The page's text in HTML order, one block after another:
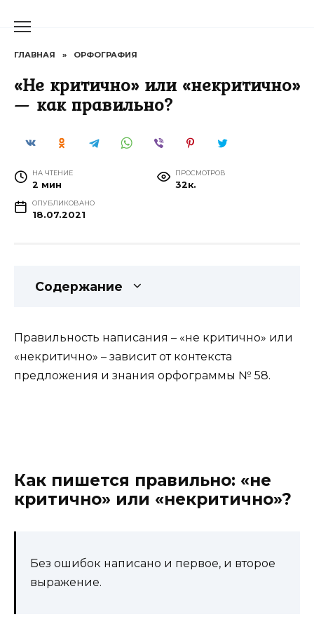
ГЛАВНАЯ » ОРФОГРАФИЯ
«Не критично» или «некритично»
— как правильно?
НА ЧТЕНИЕ
2 мин
ПРОСМОТРОВ
32к.
ОПУБЛИКОВАНО
18.07.2021
Содержание
Правильность написания – «не критично» или
«некритично» – зависит от контекста
предложения и знания орфограммы № 58.
Как пишется правильно: «не
критично» или «некритично»?
Без ошибок написано и первое, и второе
выражение.